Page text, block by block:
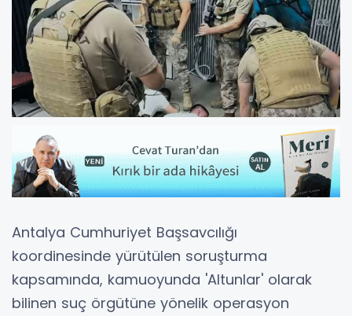
Antalya Cumhuriyet Başsavcılığı
koordinesinde yürütülen soruşturma
kapsamında, kamuoyunda 'Altunlar' olarak
bilinen suç örgütüne yönelik operasyon